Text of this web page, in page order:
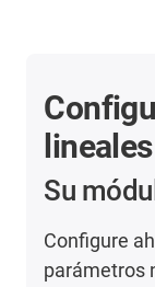
lineales
Su
Configure
parámetros